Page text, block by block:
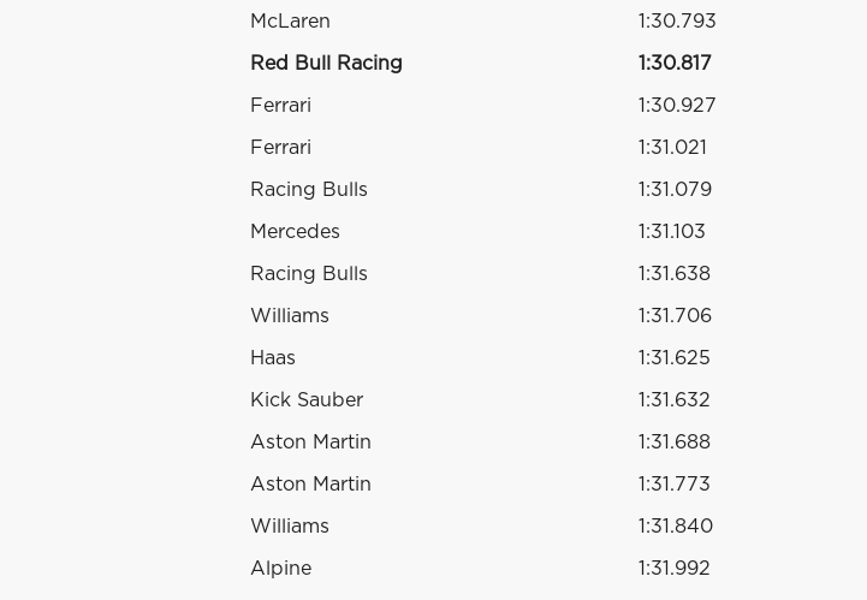
McLaren 1:30.793
Red Bull Racing 1:30.817
Ferrari 1:30.927
Ferrari 1:31.021
Racing Bulls 1:31.079
Mercedes 1:31.103
Racing Bulls 1:31.638
Williams 1:31.706
Haas 1:31.625
Kick Sauber 1:31.632
Aston Martin 1:31.688
Aston Martin 1:31.773
Williams 1:31.840
Alpine 1:31.992